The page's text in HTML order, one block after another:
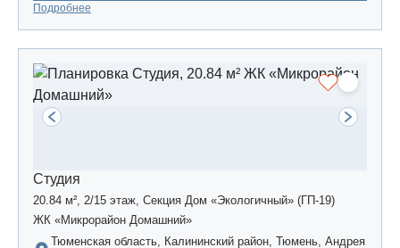
Подробнее
Студия
20.84 м², 2/15 этаж, Секция Дом «Экологичный» (ГП-19)
ЖК «Микрорайон Домашний»
Тюменская область, Калининский район, Тюмень, Андрея